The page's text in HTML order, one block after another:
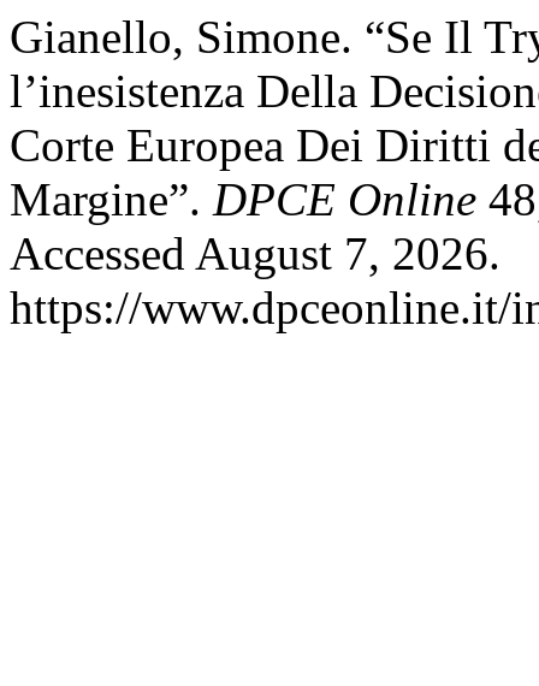
Gianello, Simone. “Se Il
l’inesistenza Della
Corte Europea Dei Diritti
Margine”. DPCE Online
Accessed August 7, 2026.
https://www.dpceonline.it/